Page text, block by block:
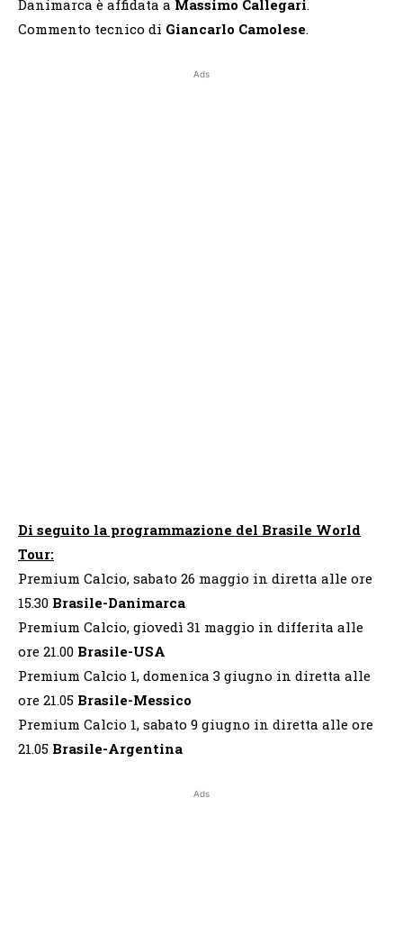
Danimarca è affidata a Massimo Callegari.
Commento tecnico di Giancarlo Camolese.
Ads
Di seguito la programmazione del Brasile World
Tour:
Premium Calcio, sabato 26 maggio in diretta alle ore
15.30 Brasile-Danimarca
Premium Calcio, giovedì 31 maggio in differita alle
ore 21.00 Brasile-USA
Premium Calcio 1, domenica 3 giugno in diretta alle
ore 21.05 Brasile-Messico
Premium Calcio 1, sabato 9 giugno in diretta alle ore
21.05 Brasile-Argentina
Ads